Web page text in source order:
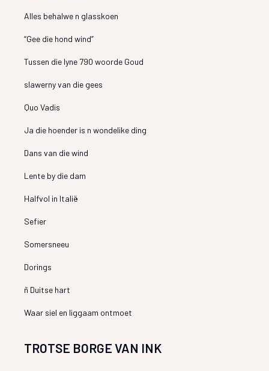
Alles behalwe n glasskoen
“Gee die hond wind”
Tussen die lyne 790 woorde Goud
slawerny van die gees
Quo Vadis
Ja die hoender is n wondelike ding
Dans van die wind
Lente by die dam
Halfvol in Italië
Sefier
Somersneeu
Dorings
ñ Duitse hart
Waar siel en liggaam ontmoet
TROTSE BORGE VAN INK